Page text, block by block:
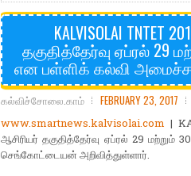
KALVISOLAI TNTET
தகுதித்தேர்வு ஏப்ரல் 29
என பள்ளிக் கல்வி
கல்விச்சோலை.காம் FEBRUARY 23, 2017
www.smartnews.kalvisolai.com |
ஆசிரியர் தகுதித்தேர்வு ஏப்ரல் 29
செங்கோட்டையன் அறிவித்துள்ளார்.